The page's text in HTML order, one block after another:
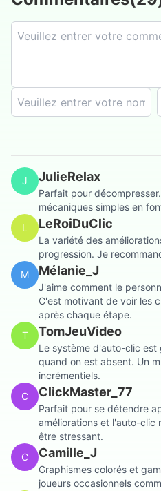
J JulieRelax
Parfait pour
mécaniques simples en
L
LeRoiDuClic
La variété des
progression. Je
M
Mélanie_J
J'aime comment le
C'est motivant de voir les
après chaque étape.
T
TomJeuVideo
Le système d'auto-clic est
quand on est absent. Un
incrémentiels.
C
ClickMaster_77
Parfait pour se détendre
améliorations et l'auto-clic
être stressant.
C
Camille_J
Graphismes colorés et
joueurs occasionnels